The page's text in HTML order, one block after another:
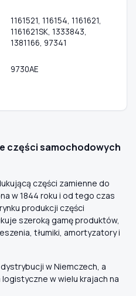
1161521, 116154, 1161621,
1161621SK, 1333843,
1381166, 97341
9730AE
części samochodowych
części zamienne do
w 1844 roku i od tego czas
produkcji części
szeroką gamę produktów,
tłumiki, amortyzatory i
w Niemczech, a
w wielu krajach na